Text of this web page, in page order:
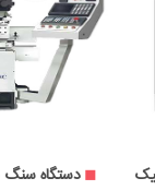
پلاستیک